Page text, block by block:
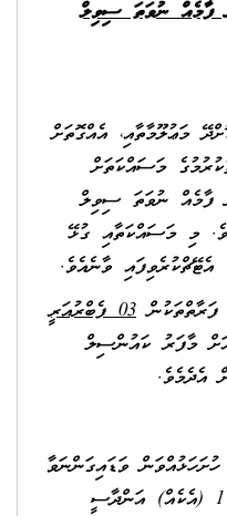
ފާމެއް ނުވަތަ ސިވިލް
އެއްގޮތަށް
މަސައްކަތަށް
ފާމެއް ނުވަތަ ސިވިލް
މި މަސައްކަތާއި ގުޅޭ
އެޓޭޗްކުރެވިފައި ވާނެއެވެ.
ފަރާތްތަކުން 03ފެބްރުއަރީ
މާފަރު ކައުންސިލް
އެދެމެވެ.
ވަޑައިގަންނަވާ
ކޮންމެ ފަރާތަކަށްވެސް ހުށަހެޅުއްވޭނީ 1 (އެކެއް) އަންދާސީ